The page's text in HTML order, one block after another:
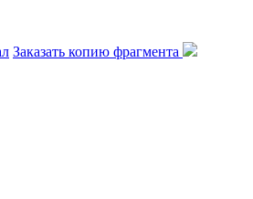
Заказать копию фрагмента